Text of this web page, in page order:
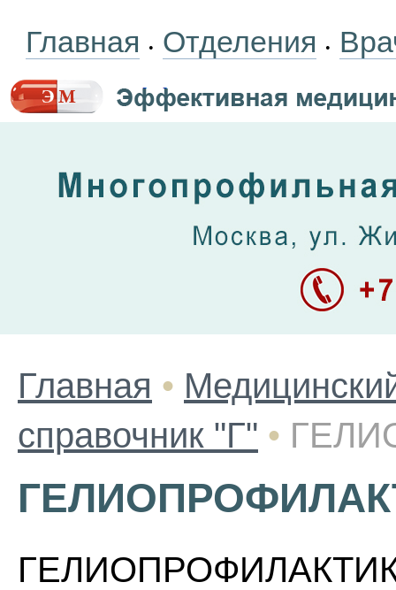
Главная • Отделения •
Главная •
справочник "Г" •